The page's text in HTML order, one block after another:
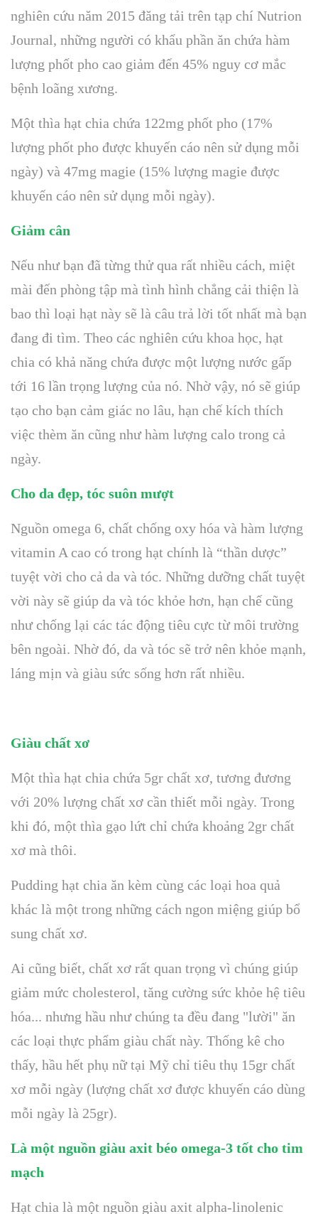
nghiên cứu năm 2015 đăng tải trên tạp chí Nutrion
Journal, những người có khẩu phần ăn chứa hàm
lượng phốt pho cao giảm đến 45% nguy cơ mắc
bệnh loãng xương.
Một thìa hạt chia chứa 122mg phốt pho (17%
lượng phốt pho được khuyến cáo nên sử dụng mỗi
ngày) và 47mg magie (15% lượng magie được
khuyến cáo nên sử dụng mỗi ngày).
Giảm cân
Nếu như bạn đã từng thử qua rất nhiều cách, miệt
mài đến phòng tập mà tình hình chẳng cải thiện là
bao thì loại hạt này sẽ là câu trả lời tốt nhất mà bạn
đang đi tìm. Theo các nghiên cứu khoa học, hạt
chia có khả năng chứa được một lượng nước gấp
tới 16 lần trọng lượng của nó. Nhờ vậy, nó sẽ giúp
tạo cho bạn cảm giác no lâu, hạn chế kích thích
việc thèm ăn cũng như hàm lượng calo trong cả
ngày.
Cho da đẹp, tóc suôn mượt
Nguồn omega 6, chất chống oxy hóa và hàm lượng
vitamin A cao có trong hạt chính là “thần dược”
tuyệt vời cho cả da và tóc. Những dưỡng chất tuyệt
vời này sẽ giúp da và tóc khỏe hơn, hạn chế cũng
như chống lại các tác động tiêu cực từ môi trường
bên ngoài. Nhờ đó, da và tóc sẽ trở nên khỏe mạnh,
láng mịn và giàu sức sống hơn rất nhiều.
Giàu chất xơ
Một thìa hạt chia chứa 5gr chất xơ, tương đương
với 20% lượng chất xơ cần thiết mỗi ngày. Trong
khi đó, một thìa gạo lứt chỉ chứa khoảng 2gr chất
xơ mà thôi.
Pudding hạt chia ăn kèm cùng các loại hoa quả
khác là một trong những cách ngon miệng giúp bổ
sung chất xơ.
Ai cũng biết, chất xơ rất quan trọng vì chúng giúp
giảm mức cholesterol, tăng cường sức khỏe hệ tiêu
hóa... nhưng hầu như chúng ta đều đang "lười" ăn
các loại thực phẩm giàu chất này. Thống kê cho
thấy, hầu hết phụ nữ tại Mỹ chỉ tiêu thụ 15gr chất
xơ mỗi ngày (lượng chất xơ được khuyến cáo dùng
mỗi ngày là 25gr).
Là một nguồn giàu axit béo omega-3 tốt cho tim
mạch
Hạt chia là một nguồn giàu axit alpha-linolenic